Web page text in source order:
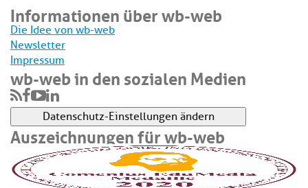
Informationen über wb-web
Die Idee von wb-web
Newsletter
Impressum
wb-web in den sozialen Medien
Datenschutz-Einstellungen ändern
Auszeichnungen für wb-web